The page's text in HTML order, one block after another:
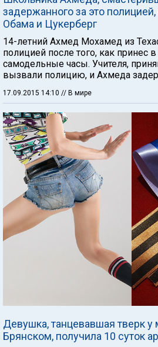
задержанного за это полицией,
Обама и Цукерберг
14-летний Ахмед Мохамед из
полицией после того, как принес
самодельные часы. Учителя,
вызвали полицию, и Ахмеда
17.09.2015 14:10 // В мире
Девушка, танцевавшая тверк
Брянском, получила 10 суток